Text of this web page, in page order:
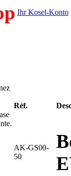
Ihr Kosel-Konto
Réf.
AK-GS00-
50